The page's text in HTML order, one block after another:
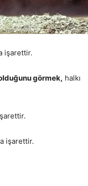
işarettir.
görmek, halkı
işarettir.